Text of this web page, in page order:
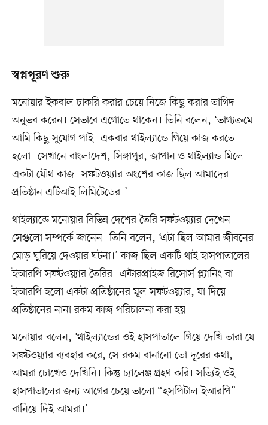
স্বপ্নপূরণ শুরু
মনোয়ার ইকবাল চাকরি করার চেয়ে নিজে কিছু করার তাগিদ
অনুভব করেন। সেভাবে এগোতে থাকেন। তিনি বলেন, ‘ভাগ্যক্রমে
আমি কিছু সুযোগ পাই। একবার থাইল্যান্ডে গিয়ে কাজ করতে
হলো। সেখানে বাংলাদেশ, সিঙ্গাপুর, জাপান ও থাইল্যান্ড মিলে
একটা যৌথ কাজ। সফটওয়্যার অংশের কাজ ছিল আমাদের
প্রতিষ্ঠান এটিআই লিমিটেডের।’
থাইল্যান্ডে মনোয়ার বিভিন্ন দেশের তৈরি সফটওয়্যার দেখেন।
সেগুলো সম্পর্কে জানেন। তিনি বলেন, ‘এটা ছিল আমার জীবনের
মোড় ঘুরিয়ে দেওয়ার ঘটনা।’ কাজ ছিল একটি থাই হাসপাতালের
ইআরপি সফটওয়্যার তৈরির। এন্টারপ্রাইজ রিসোর্স প্ল্যানিং বা
ইআরপি হলো একটা প্রতিষ্ঠানের মূল সফটওয়্যার, যা দিয়ে
প্রতিষ্ঠানের নানা রকম কাজ পরিচালনা করা হয়।
মনোয়ার বলেন, ‘থাইল্যান্ডের ওই হাসপাতালে গিয়ে দেখি তারা যে
সফটওয়্যার ব্যবহার করে, সে রকম বানানো তো দূরের কথা,
আমরা চোখেও দেখিনি। কিন্তু চ্যালেঞ্জ গ্রহণ করি। সত্যিই ওই
হাসপাতালের জন্য আগের চেয়ে ভালো “হসপিটাল ইআরপি”
বানিয়ে দিই আমরা।’